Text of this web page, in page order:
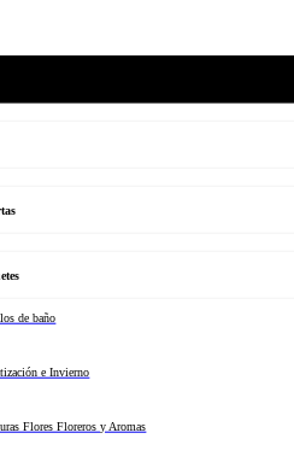
de baño
e Invierno
Flores Floreros y Aromas